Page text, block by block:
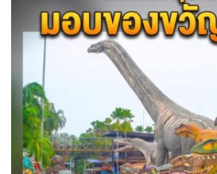
ด้วย
บุฟเฟต์
มื้อ
พร้อม
ล็อบสเต
ภูเก็ต
ย่าง